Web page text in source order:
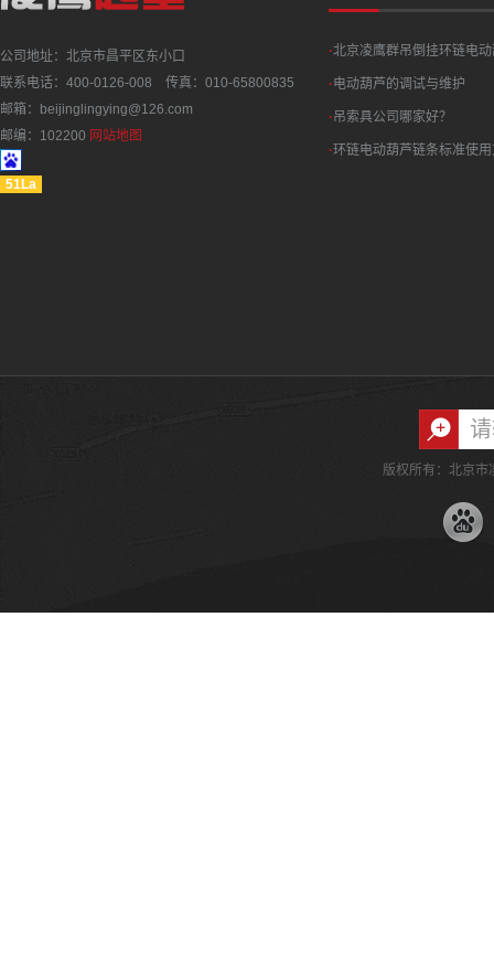
公司地址：北京市昌平区东小口
联系电话：400-0126-008 传真：010-65800835
邮箱：beijinglingying@126.com
邮编：102200 网站地图
51La
·北京凌鹰群吊倒挂环链电
·电动葫芦的调试与维护
·吊索具公司哪家好？
·环链电动葫芦链条标准使
版权所有：北京